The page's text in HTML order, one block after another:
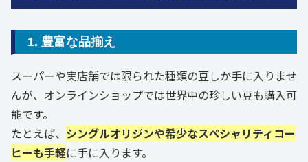
1. 豊富な品揃え
スーパーや実店舗では限られた種類の豆しか手に入りませ
んが、オンラインショップでは世界中の珍しい豆も購入可
能です。
たとえば、 シングルオリジンや希少なスペシャリティコー
ヒーも手軽に手に入ります。